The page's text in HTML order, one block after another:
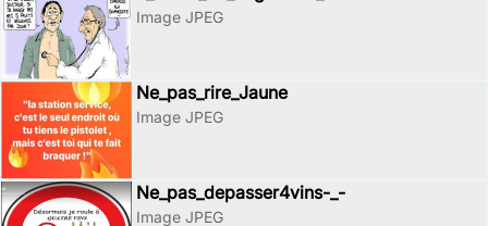
Image JPEG
Ne_pas_rire_Jaune
Image JPEG
Ne_pas_depasser4vins-_-
Image JPEG